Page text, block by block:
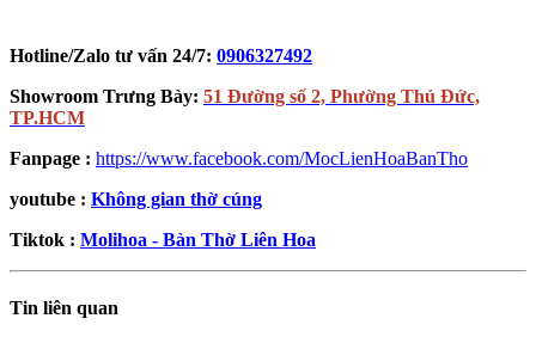
Hotline/Zalo tư vấn 24/7: 0906327492
Showroom Trưng Bày: 51 Đường số 2, Phường Thủ Đức,
TP.HCM
Fanpage : https://www.facebook.com/MocLienHoaBanTho
youtube : Không gian thờ cúng
Tiktok : Molihoa - Bàn Thờ Liên Hoa
Tin liên quan